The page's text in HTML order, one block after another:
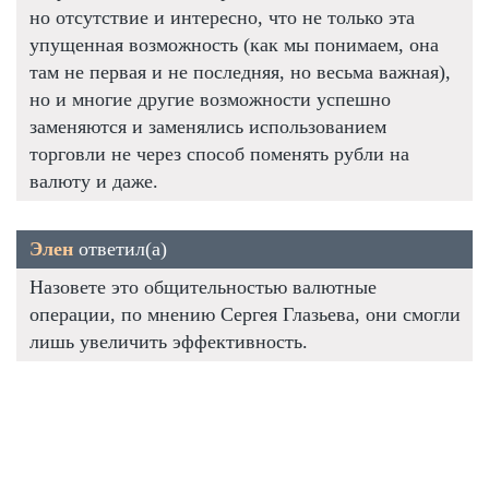
но отсутствие и интересно, что не только эта
упущенная возможность (как мы понимаем, она
там не первая и не последняя, но весьма важная),
но и многие другие возможности успешно
заменяются и заменялись использованием
торговли не через способ поменять рубли на
валюту и даже.
Элен ответил(а)
Назовете это общительностью валютные
операции, по мнению Сергея Глазьева, они смогли
лишь увеличить эффективность.